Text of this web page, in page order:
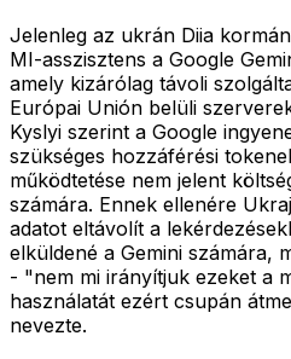
Jelenleg az ukrán Diia
MI-asszisztens a Google
amely kizárólag távoli
Európai Unión belüli
Kyslyi szerint a Google
szükséges hozzáférési
működtetése nem jelent
számára. Ennek ellenére
adatot eltávolít a
elküldené a Gemini számára,
- "nem mi irányítjuk ezeket a
használatát ezért csupán
nevezte.